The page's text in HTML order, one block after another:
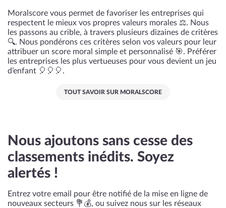
Moralscore vous permet de favoriser les entreprises qui
respectent le mieux vos propres valeurs morales ⚖️. Nous
les passons au crible, à travers plusieurs dizaines de critères
🔍. Nous pondérons ces critères selon vos valeurs pour leur
attribuer un score moral simple et personnalisé 🎯. Préférer
les entreprises les plus vertueuses pour vous devient un jeu
d’enfant 🎈🎈🎈.
TOUT SAVOIR SUR MORALSCORE
Nous ajoutons sans cesse des
classements inédits. Soyez
alertés !
Entrez votre email pour être notifié de la mise en ligne de
nouveaux secteurs 💐💰, ou suivez nous sur les réseaux